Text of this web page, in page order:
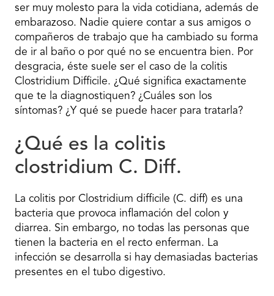
ser muy molesto para la vida cotidiana, además de
embarazoso. Nadie quiere contar a sus amigos o
compañeros de trabajo que ha cambiado su forma
de ir al baño o por qué no se encuentra bien. Por
desgracia, éste suele ser el caso de la colitis
Clostridium Difficile. ¿Qué significa exactamente
que te la diagnostiquen? ¿Cuáles son los
síntomas? ¿Y qué se puede hacer para tratarla?
¿Qué es la colitis
clostridium C. Diff.
La colitis por Clostridium difficile (C. diff) es una
bacteria que provoca inflamación del colon y
diarrea. Sin embargo, no todas las personas que
tienen la bacteria en el recto enferman. La
infección se desarrolla si hay demasiadas bacterias
presentes en el tubo digestivo.